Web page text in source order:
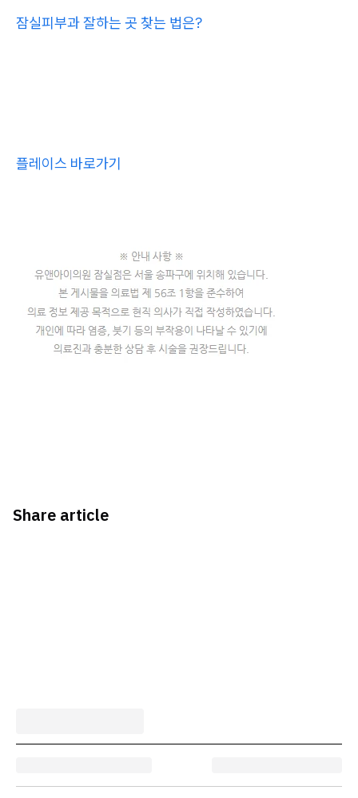
잠실피부과 잘하는 곳 찾는 법은?
플레이스 바로가기
Share article